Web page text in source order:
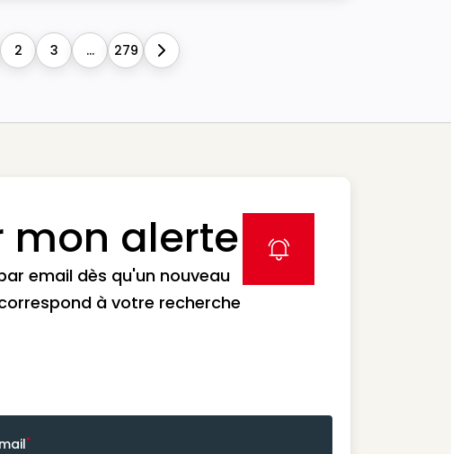
2 3 ... 279 Next
mon alerte
email dès qu'un nouveau
à votre recherche
label icon
*